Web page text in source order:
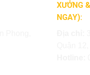
XƯỞNG
NGAY):